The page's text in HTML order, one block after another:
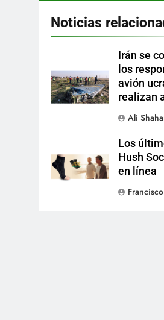
Noticias
Irán se
los
avión
realizan
Ali
Los
Hush
en línea